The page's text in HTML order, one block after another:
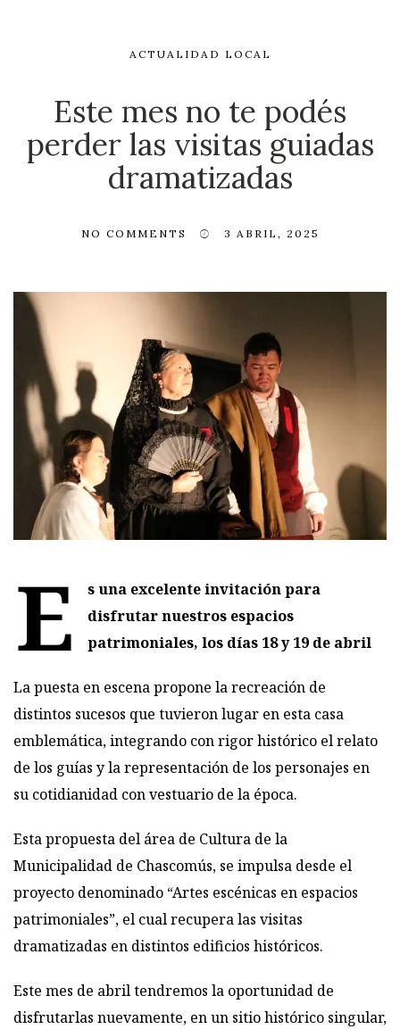
ACTUALIDAD LOCAL
Este mes no te podés
perder las visitas guiadas
dramatizadas
NO COMMENTS 3 ABRIL, 2025
E
s una excelente invitación para
disfrutar nuestros espacios
patrimoniales, los días 18 y 19 de abril
La puesta en escena propone la recreación de
distintos sucesos que tuvieron lugar en esta casa
emblemática, integrando con rigor histórico el relato
de los guías y la representación de los personajes en
su cotidianidad con vestuario de la época.
Esta propuesta del área de Cultura de la
Municipalidad de Chascomús, se impulsa desde el
proyecto denominado “Artes escénicas en espacios
patrimoniales”, el cual recupera las visitas
dramatizadas en distintos edificios históricos.
Este mes de abril tendremos la oportunidad de
disfrutarlas nuevamente, en un sitio histórico singular,